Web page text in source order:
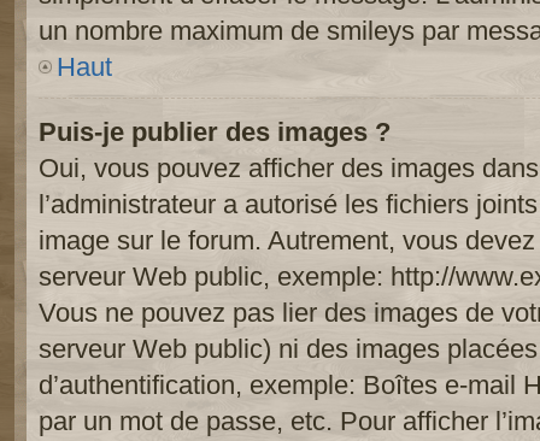
un nombre maximum de smileys par
Haut
Puis-je publier des images ?
Oui, vous pouvez afficher des images
l’administrateur a autorisé les fichiers
image sur le forum. Autrement, vous
serveur Web public, exemple: http://
Vous ne pouvez pas lier des images de
serveur Web public) ni des images
d’authentification, exemple: Boîtes e-mail
par un mot de passe, etc. Pour afficher